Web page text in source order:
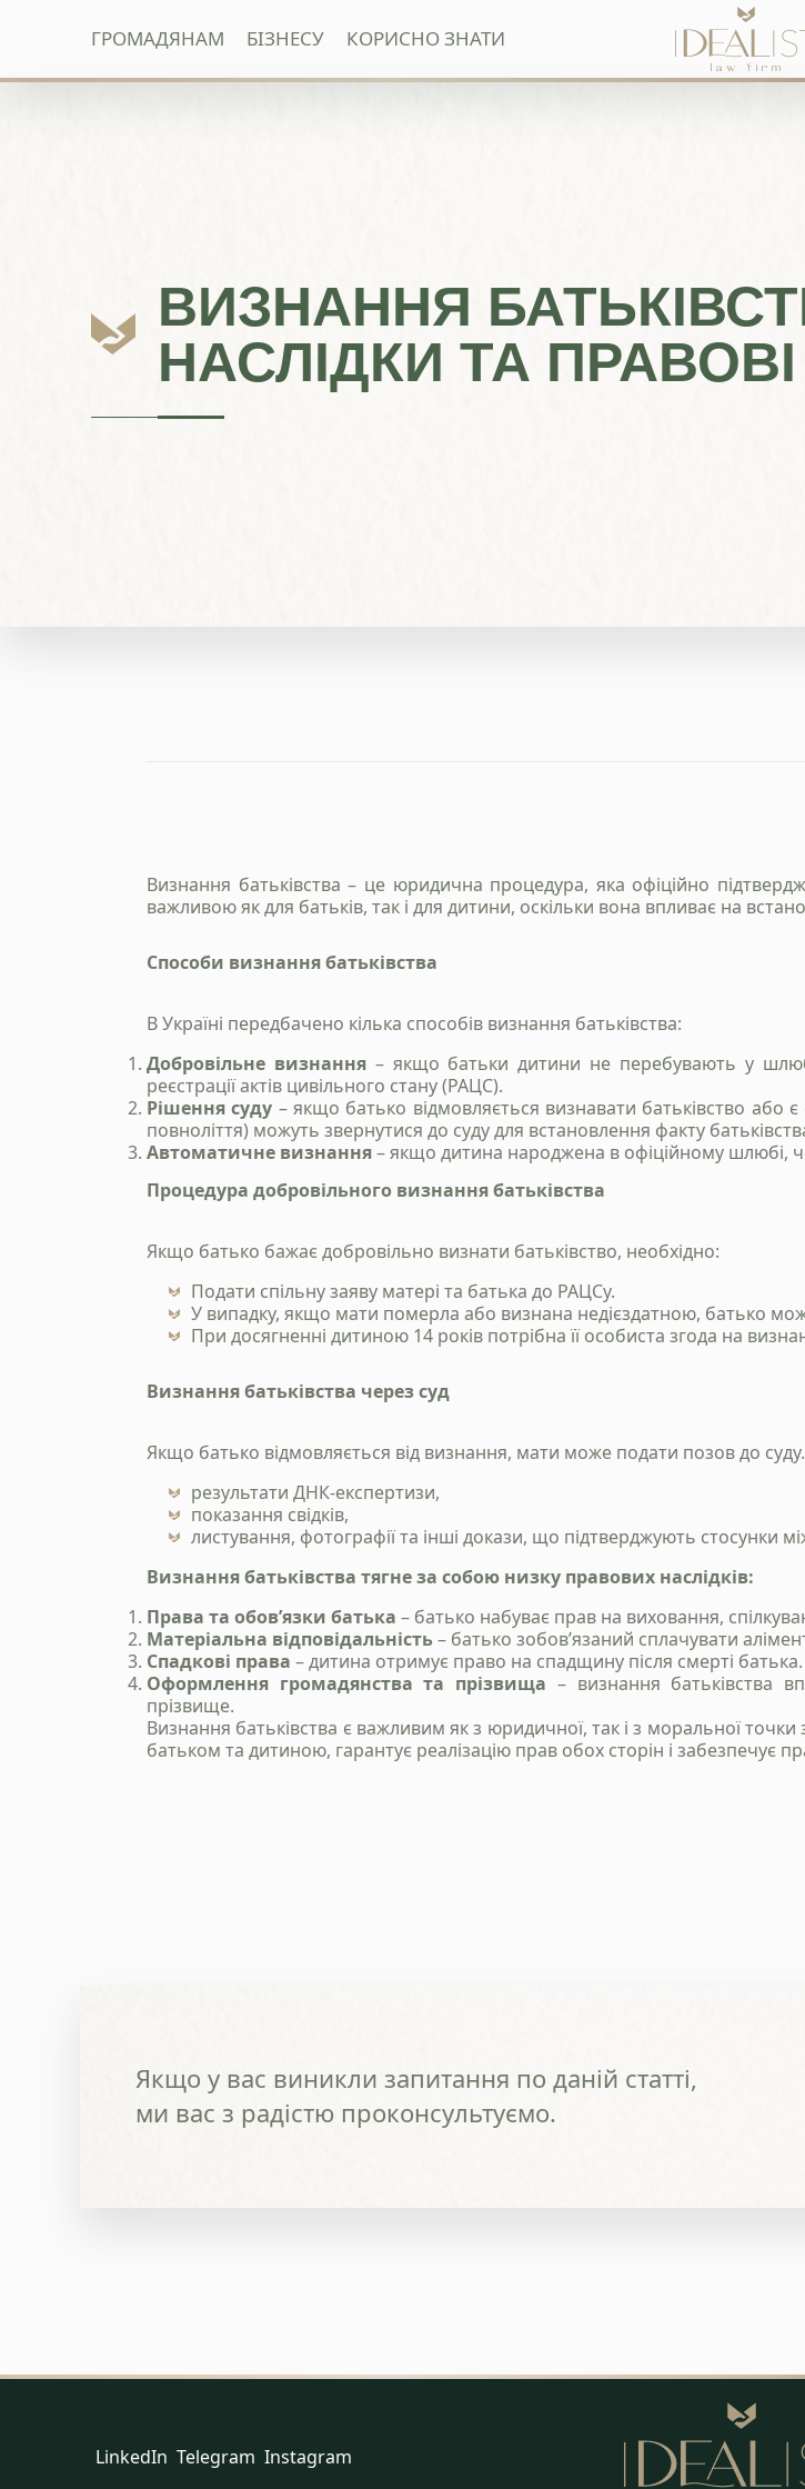
ГРОМАДЯНАМ БІЗНЕСУ КОРИСНО ЗНАТИ
ВИЗНАННЯ
НАСЛІДКИ ТА
Визнання батьківства – це юридична процедура, яка офіційно
важливою як для батьків, так і для дитини, оскільки вона впливає на
Способи визнання батьківства
В Україні передбачено кілька способів визнання батьківства:
Добровільне визнання– якщо батьки дитини не перебувають у
реєстрації актів цивільного стану (РАЦС).
Рішення суду – якщо батько відмовляється визнавати батьківство
повноліття) можуть звернутися до суду для встановлення факту
Автоматичне визнання– якщо дитина народжена в офіційному шлюбі,
Процедура добровільного визнання батьківства
Якщо батько бажає добровільно визнати батьківство, необхідно:
Подати спільну заяву матері та батька до РАЦСу.
У випадку, якщо мати померла або визнана недієздатною, батько
При досягненні дитиною 14 років потрібна її особиста згода на
Визнання батьківства через суд
Якщо батько відмовляється від визнання, мати може подати позов до суду.
результати ДНК-експертизи,
показання свідків,
листування, фотографії та інші докази, що підтверджують стосунки
Визнання батьківства тягне за собою низку правових наслідків:
Права та обов’язки батька – батько набуває прав на виховання,
Матеріальна відповідальність– батько зобов’язаний сплачувати
Спадкові права – дитина отримує право на спадщину після смерті батька.
Оформлення громадянства та прізвища – визнання батьківства
прізвище.
Визнання батьківства є важливим як з юридичної, так і з моральної
батьком та дитиною, гарантує реалізацію прав обох сторін і забезпечує
Якщо у вас виникли запитання по даній статті,
ми вас з радістю проконсультуємо.
LinkedIn Telegram Instagram
клієнтом
Зателефонуйте нам,
заповінть форму і ми
Надіслати